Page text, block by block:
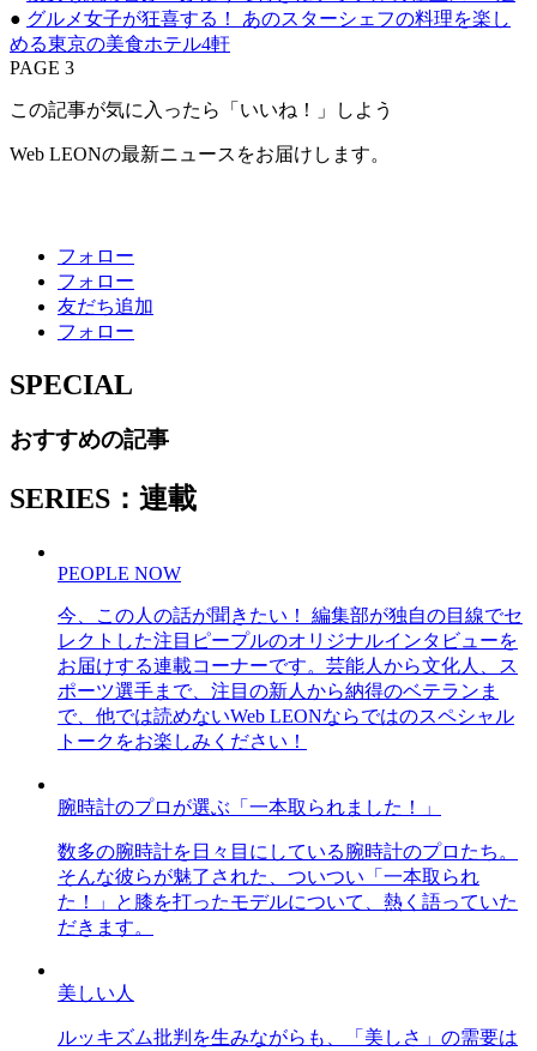
● グルメ女子が狂喜する！ あのスターシェフの料理を楽し
める東京の美食ホテル4軒
PAGE 3
この記事が気に入ったら「いいね！」しよう
Web LEONの最新ニュースをお届けします。
フォロー
フォロー
友だち追加
フォロー
SPECIAL
おすすめの記事
SERIES：連載
PEOPLE NOW
今、この人の話が聞きたい！ 編集部が独自の目線でセ
レクトした注目ピープルのオリジナルインタビューを
お届けする連載コーナーです。芸能人から文化人、ス
ポーツ選手まで、注目の新人から納得のベテランま
で、他では読めないWeb LEONならではのスペシャル
トークをお楽しみください！
腕時計のプロが選ぶ「一本取られました！」
数多の腕時計を日々目にしている腕時計のプロたち。
そんな彼らが魅了された、ついつい「一本取られ
た！」と膝を打ったモデルについて、熱く語っていた
だきます。
美しい人
ルッキズム批判を生みながらも、「美しさ」の需要は